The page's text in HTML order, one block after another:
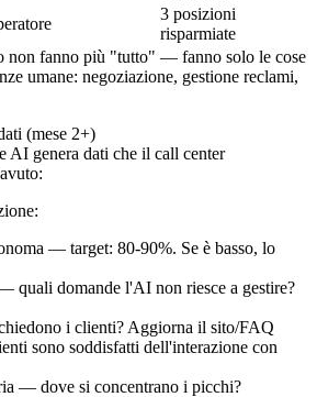
3 posizioni
risparmiate
non fanno più "tutto" — fanno solo le cose
umane: negoziazione, gestione reclami,
(mese 2+)
AI genera dati che il call center
— target: 80-90%. Se è basso, lo
quali domande l'AI non riesce a gestire?
i clienti? Aggiorna il sito/FAQ
sono soddisfatti dell'interazione con
— dove si concentrano i picchi?